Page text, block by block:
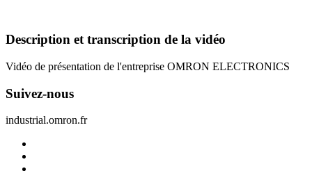
Description et transcription de la vidéo
Vidéo de présentation de l'entreprise OMRON ELECTRONICS
Suivez-nous
industrial.omron.fr